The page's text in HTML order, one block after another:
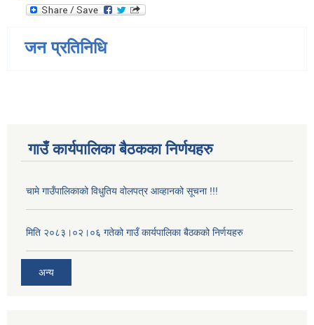
जन प्रतिनिधि
गाउँ कार्यपालिका बैठकका निर्णयहरु
चामे गाउँपालिकाको विधुतिय वोलपत्र आव्हानको सूचना !!!
मिति २०८३।०२।०६ गतेको गाउँ कार्यपालिका बैठकको निर्णयहरु
अन्य